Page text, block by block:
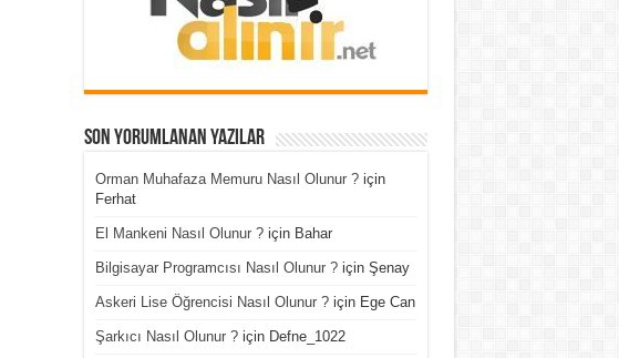
Son Yorumlanan Yazılar
Orman Muhafaza Memuru Nasıl Olunur ?için
Ferhat
El Mankeni Nasıl Olunur ?için Bahar
Bilgisayar Programcısı Nasıl Olunur ?için Şenay
Askeri Lise Öğrencisi Nasıl Olunur ?için Ege Can
Şarkıcı Nasıl Olunur ?için Defne_1022